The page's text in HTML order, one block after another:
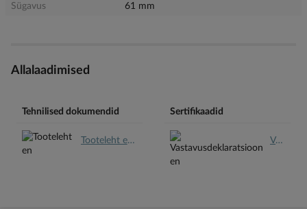
Sügavus
61 mm
Allalaadimised
Tehnilised dokumendid
Tooteleht en.pdf
Sertifikaadid
Vastavusdeklaratsioon en.pdf